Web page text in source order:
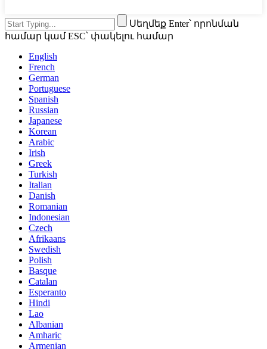
Սեղմեք Enter՝ որոնման
համար կամ ESC՝ փակելու համար
English
French
German
Portuguese
Spanish
Russian
Japanese
Korean
Arabic
Irish
Greek
Turkish
Italian
Danish
Romanian
Indonesian
Czech
Afrikaans
Swedish
Polish
Basque
Catalan
Esperanto
Hindi
Lao
Albanian
Amharic
Armenian